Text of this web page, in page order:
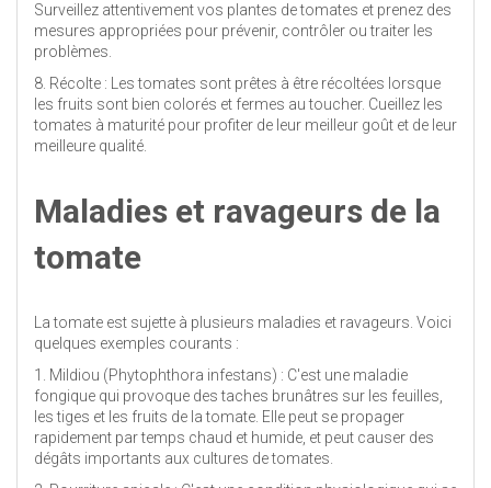
Surveillez attentivement vos plantes de tomates et prenez des
mesures appropriées pour prévenir, contrôler ou traiter les
problèmes.
8. Récolte : Les tomates sont prêtes à être récoltées lorsque
les fruits sont bien colorés et fermes au toucher. Cueillez les
tomates à maturité pour profiter de leur meilleur goût et de leur
meilleure qualité.
Maladies et ravageurs de la
tomate
La tomate est sujette à plusieurs maladies et ravageurs. Voici
quelques exemples courants :
1. Mildiou (Phytophthora infestans) : C'est une maladie
fongique qui provoque des taches brunâtres sur les feuilles,
les tiges et les fruits de la tomate. Elle peut se propager
rapidement par temps chaud et humide, et peut causer des
dégâts importants aux cultures de tomates.